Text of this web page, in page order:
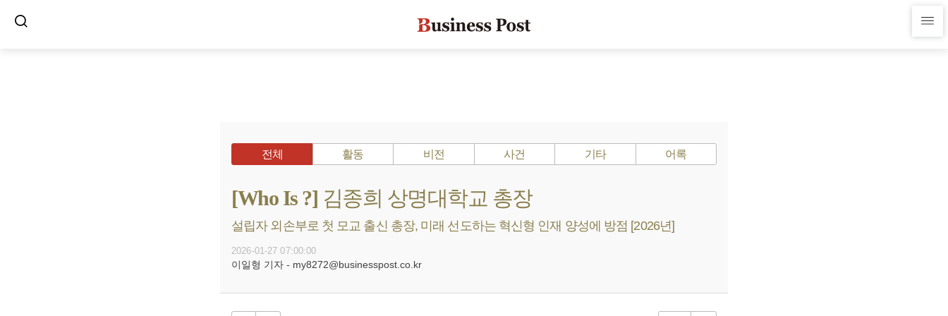
전체 활동 비전 사건 기타 어록
[Who Is ?] 김종희 상명대학교 총장
설립자 외손부로 첫 모교 출신 총장, 미래 선도하는 혁신형 인재 양성에 방점 [2026년]
2026-01-27 07:00:00
이일형 기자 - my8272@businesspost.co.kr